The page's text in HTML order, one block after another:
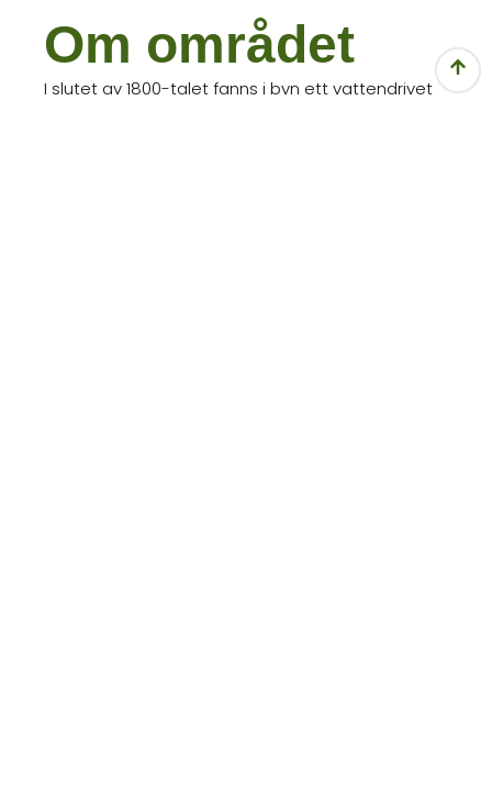
Om området
I slutet av 1800-talet fanns i byn ett vattendrivet